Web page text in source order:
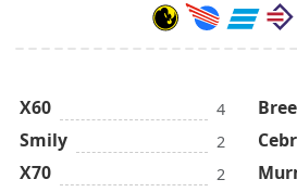
Х60 4
Smily 2
X70 2